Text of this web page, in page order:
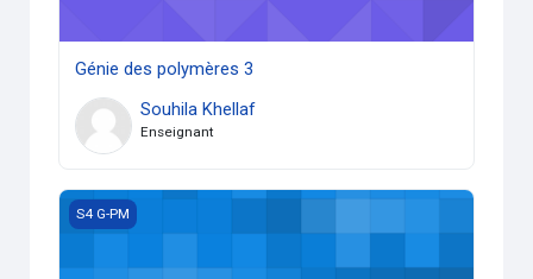
Génie des polymères 3
Souhila Khellaf
Enseignant
Mécaniques des Fluides
S4 G-PM